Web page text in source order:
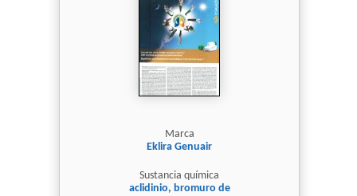
Marca
Eklira Genuair
Sustancia química
aclidinio, bromuro de